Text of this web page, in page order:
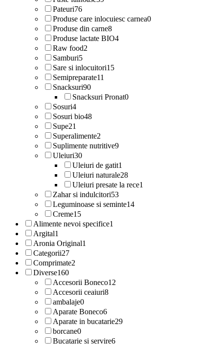
Pateuri76
Produse care inlocuiesc carnea0
Produse din carne8
Produse lactate BIO4
Raw food2
Samburi5
Sare si inlocuitori15
Semipreparate11
Snacksuri90
Snacksuri Pronat0
Sosuri4
Sosuri bio48
Supe21
Superalimente2
Suplimente nutritive9
Uleiuri30
Uleiuri de gatit1
Uleiuri naturale28
Uleiuri presate la rece1
Zahar si indulcitori53
Leguminoase si seminte14
Creme15
Alimente nevoi specifice1
Argital1
Aronia Original1
Categorii27
Comprimate2
Diverse160
Accesorii Boneco12
Accesorii ceaiuri8
ambalaje0
Aparate Boneco6
Aparate in bucatarie29
borcane0
Bucatarie si servire6